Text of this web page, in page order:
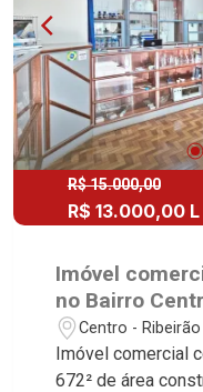
Boa Vista |
R$ 15.000,00
R$ 13.000,00 L
Imóvel
no Bairro
Despachante
Ribeirão Preto/
Centro -
Imóvel comercial
672² de área